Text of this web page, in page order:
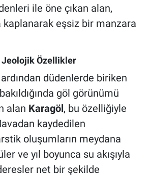
ile öne çıkan alan,
kaplanarak eşsiz bir manzara
Jeolojik Özellikler
ardından düdenlerde biriken
göl görünümü
alan Karagöl, bu özelliğiyle
kaydedilen
oluşumların meydana
ve yıl boyunca su akışıyla
net bir şekilde